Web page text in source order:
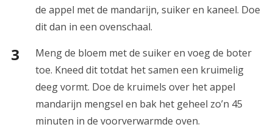
de appel met de mandarijn, suiker en kaneel. Doe
dit dan in een ovenschaal.
Meng de bloem met de suiker en voeg de boter
toe. Kneed dit totdat het samen een kruimelig
deeg vormt. Doe de kruimels over het appel
mandarijn mengsel en bak het geheel zo’n 45
minuten in de voorverwarmde oven.